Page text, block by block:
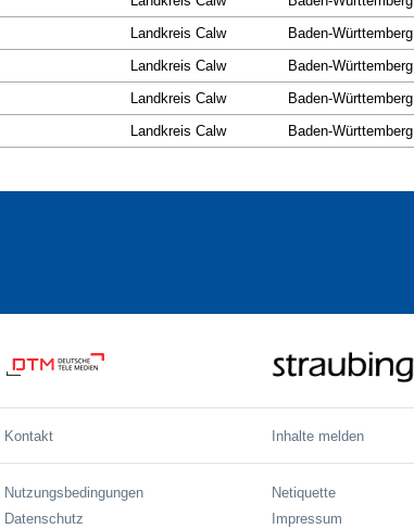
Landkreis Calw
Baden-Württemberg
Landkreis Calw
Baden-Württemberg
Landkreis Calw
Baden-Württemberg
Landkreis Calw Baden-Württemberg
Kontakt Inhalte melden
Nutzungsbedingungen
Datenschutz
Netiquette
Impressum